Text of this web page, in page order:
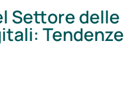
Settore delle
Tendenze